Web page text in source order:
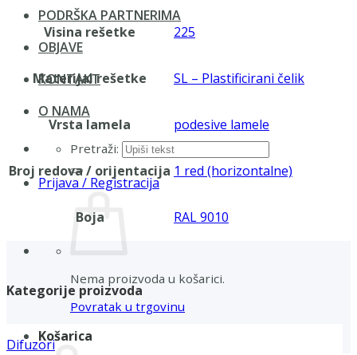
PODRŠKA PARTNERIMA
OBJAVE
KONTAKT
O NAMA
Pretraži:
Prijava / Registracija
Nema proizvoda u košarici.
Povratak u trgovinu
Košarica
Visina rešetke 225
Materijal rešetke SL – Plastificirani čelik
Vrsta lamela podesive lamele
Broj redova / orijentacija 1 red (horizontalne)
Boja RAL 9010
Kategorije proizvoda
Difuzori